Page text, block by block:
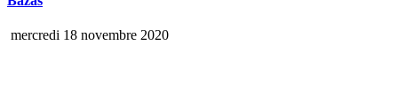
mercredi 18 novembre 2020